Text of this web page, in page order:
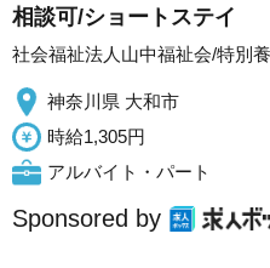
相談可/ショートステイ
社会福祉法人山中福祉会/特別
神奈川県 大和市
時給1,305円
アルバイト・パート
Sponsored by